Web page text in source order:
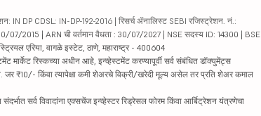
IN DP CDSL: IN-DP-192-2016 | रिसर्च ॲनालिस्ट SEBI रजिस्ट्रेशन. नं.:
07/2015 | ARN ची वर्तमान वैधता : 30/07/2027 | NSE सदस्य ID: 14300 | BSE
एरिया, वागळे इस्टेट, ठाणे, महाराष्ट्र - 400604
रिस्कच्या अधीन आहे, इन्व्हेस्टमेंट करण्यापूर्वी सर्व संबंधित डॉक्युमेंट्स
जर ₹10/- किंवा त्यापेक्षा कमी शेअरचे विक्री/खरेदी मूल्य असेल तर प्रति शेअर कमाल
सर्व विवादांना एक्सचेंज इन्व्हेस्टर रिड्रेसल फोरम किंवा आर्बिट्रेशन यंत्रणेचा